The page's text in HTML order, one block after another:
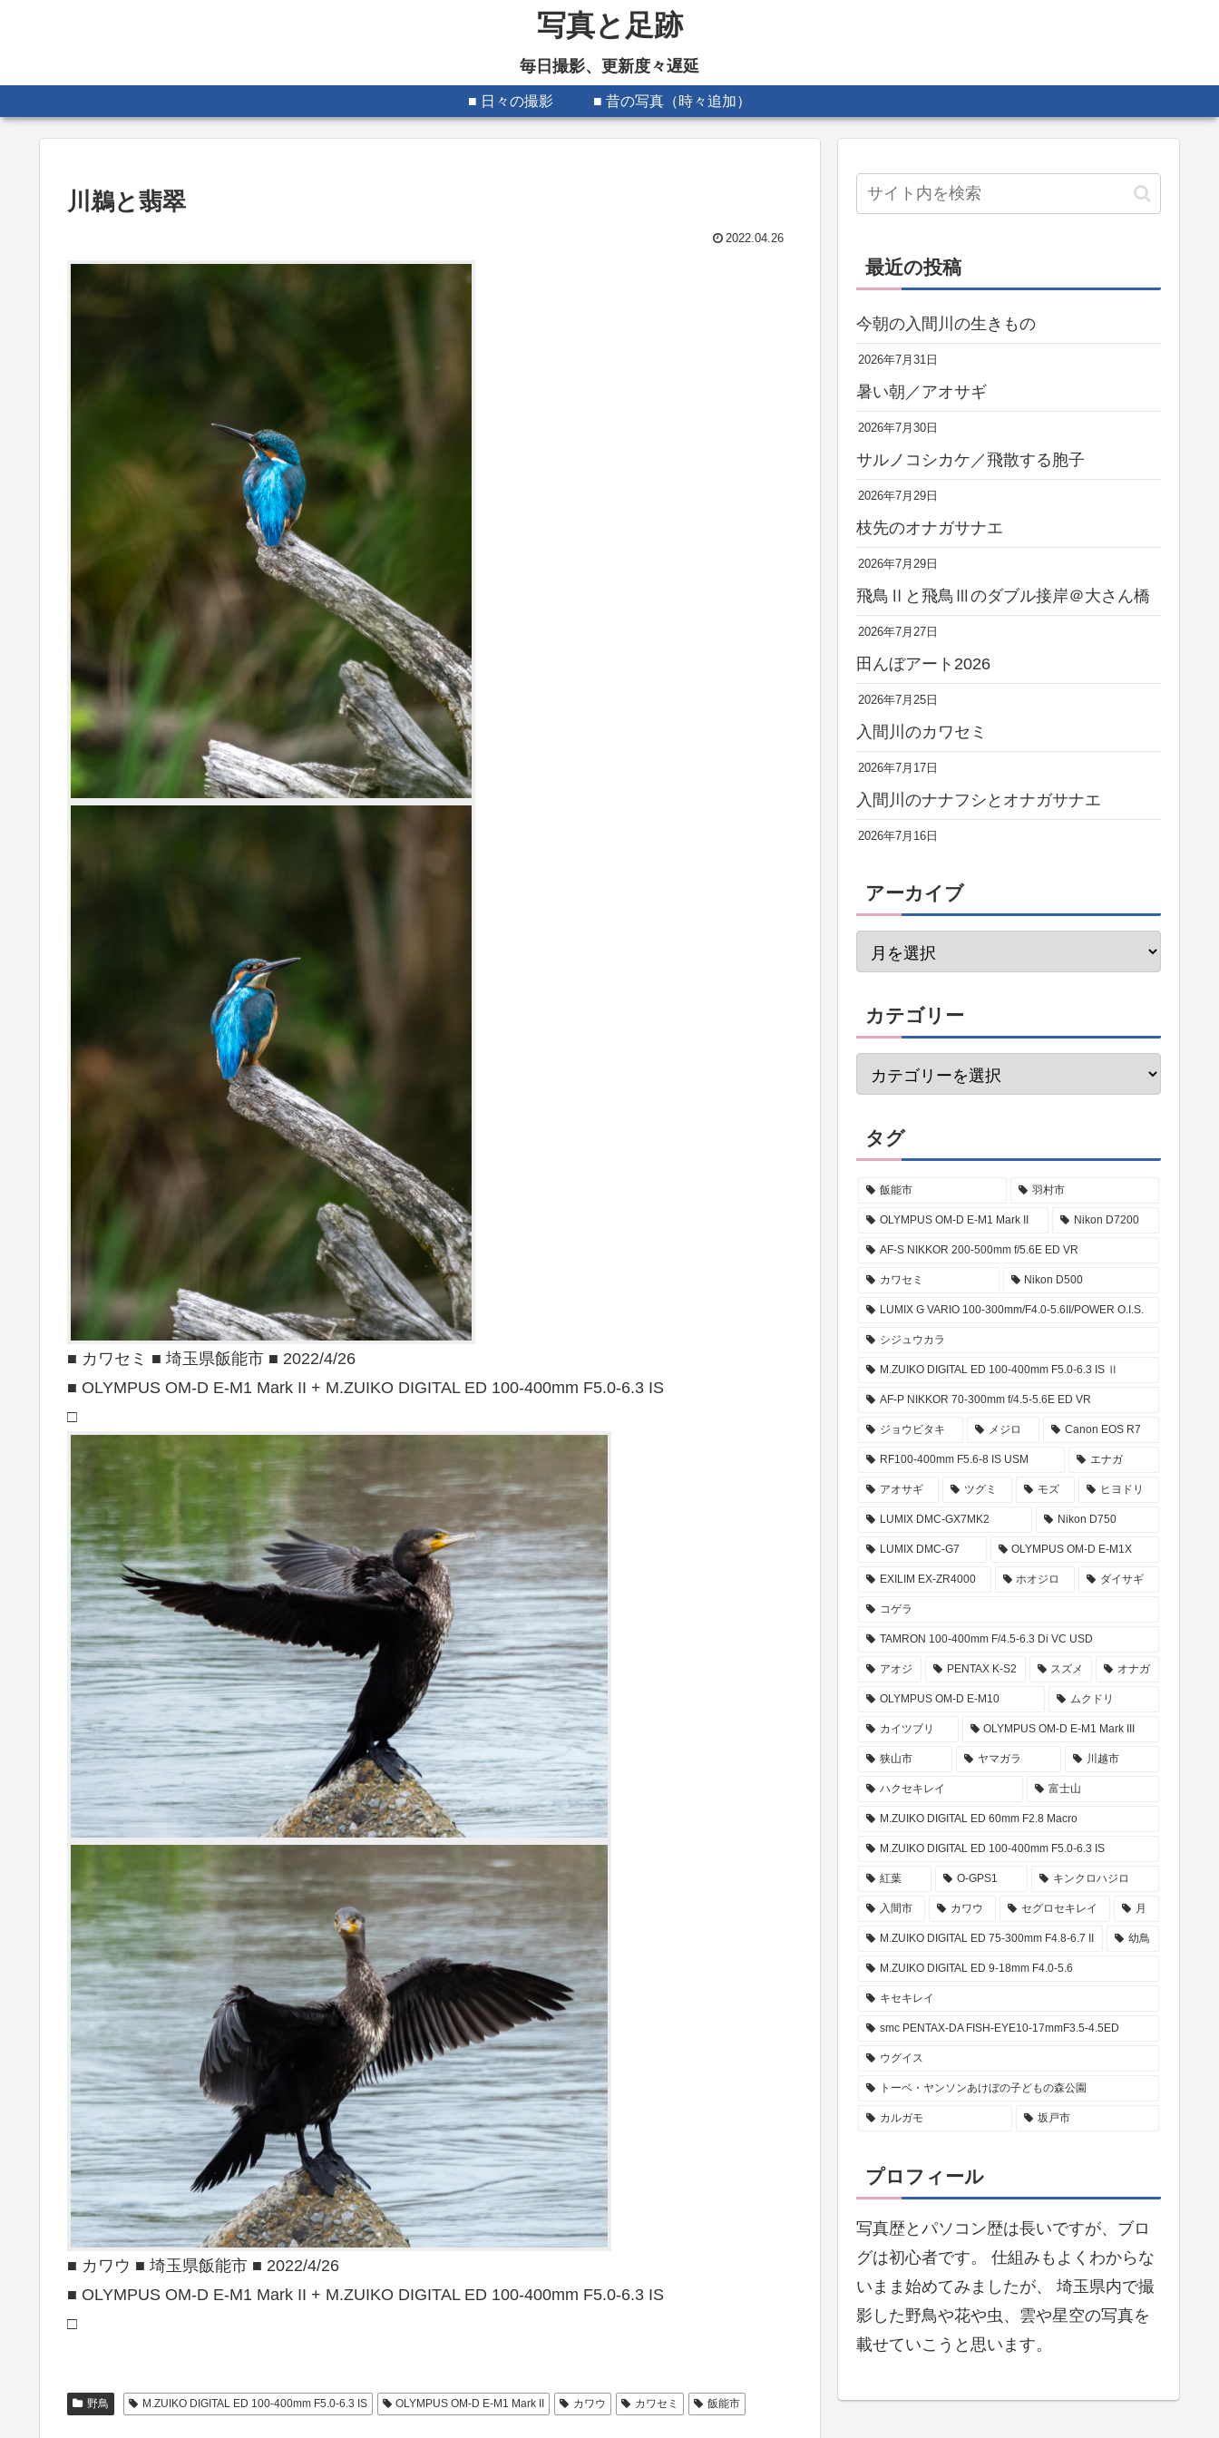
写真と足跡
毎日撮影、更新度々遅延
■ 日々の撮影 ■ 昔の写真（時々追加）
川鵜と翡翠
2022.04.26
■ カワセミ ■ 埼玉県飯能市 ■ 2022/4/26
■ OLYMPUS OM-D E-M1 Mark II + M.ZUIKO DIGITAL ED 100-400mm F5.0-6.3 IS
□
■ カワウ ■ 埼玉県飯能市 ■ 2022/4/26
■ OLYMPUS OM-D E-M1 Mark II + M.ZUIKO DIGITAL ED 100-400mm F5.0-6.3 IS
□
野鳥 M.ZUIKO DIGITAL ED 100-400mm F5.0-6.3 IS OLYMPUS OM-D E-M1 Mark II カワウ カワセミ 飯能市
最近の投稿
今朝の入間川の生きもの
2026年7月31日
暑い朝／アオサギ
2026年7月30日
サルノコシカケ／飛散する胞子
2026年7月29日
枝先のオナガサナエ
2026年7月29日
飛鳥Ⅱと飛鳥Ⅲのダブル接岸＠大さん橋
2026年7月27日
田んぼアート2026
2026年7月25日
入間川のカワセミ
2026年7月17日
入間川のナナフシとオナガサナエ
2026年7月16日
アーカイブ
カテゴリー
タグ
飯能市 羽村市
OLYMPUS OM-D E-M1 Mark II Nikon D7200
AF-S NIKKOR 200-500mm f/5.6E ED VR
カワセミ Nikon D500
LUMIX G VARIO 100-300mm/F4.0-5.6II/POWER O.I.S.
シジュウカラ
M.ZUIKO DIGITAL ED 100-400mm F5.0-6.3 IS Ⅱ
AF-P NIKKOR 70-300mm f/4.5-5.6E ED VR
ジョウビタキ メジロ Canon EOS R7
RF100-400mm F5.6-8 IS USM エナガ
アオサギ ツグミ モズ ヒヨドリ
LUMIX DMC-GX7MK2 Nikon D750
LUMIX DMC-G7 OLYMPUS OM-D E-M1X
EXILIM EX-ZR4000 ホオジロ ダイサギ
コゲラ
TAMRON 100-400mm F/4.5-6.3 Di VC USD
アオジ PENTAX K-S2 スズメ オナガ
OLYMPUS OM-D E-M10 ムクドリ
カイツブリ OLYMPUS OM-D E-M1 Mark III
狭山市 ヤマガラ 川越市
ハクセキレイ 富士山
M.ZUIKO DIGITAL ED 60mm F2.8 Macro
M.ZUIKO DIGITAL ED 100-400mm F5.0-6.3 IS
紅葉 O-GPS1 キンクロハジロ
入間市 カワウ セグロセキレイ 月
M.ZUIKO DIGITAL ED 75-300mm F4.8-6.7 II 幼鳥
M.ZUIKO DIGITAL ED 9-18mm F4.0-5.6
キセキレイ
smc PENTAX-DA FISH-EYE10-17mmF3.5-4.5ED
ウグイス
トーベ・ヤンソンあけぼの子どもの森公園
カルガモ 坂戸市
プロフィール
写真歴とパソコン歴は長いですが、ブロ
グは初心者です。 仕組みもよくわからな
いまま始めてみましたが、 埼玉県内で撮
影した野鳥や花や虫、雲や星空の写真を
載せていこうと思います。